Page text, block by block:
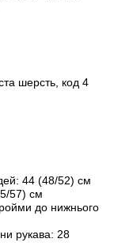
шерсть, код 4
44 (48/52) см
57) см
до нижнього
рукава: 28